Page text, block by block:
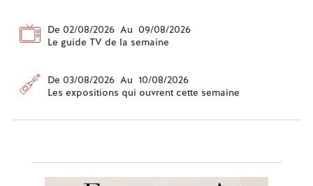
De 02/08/2026 Au 09/08/2026
Le guide TV de la semaine
De 03/08/2026 Au 10/08/2026
Les expositions qui ouvrent cette semaine